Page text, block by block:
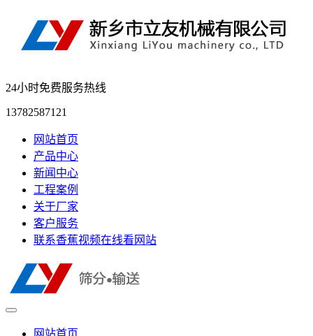
24小时免费服务热线
13782587121
网站首页
产品中心
新闻中心
工程案例
关于厂家
客户服务
联系香蕉视频在线看网站
网站首页